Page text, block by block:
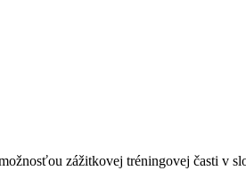
zážitkovej tréningovej časti v